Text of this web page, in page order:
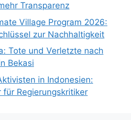
Transparenz
Village Program 2026:
zur Nachhaltigkeit
Tote und Verletzte nach
Bekasi
in Indonesien:
für Regierungskritiker